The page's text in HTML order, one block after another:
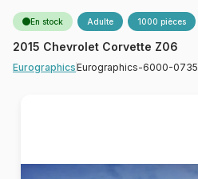
En stock Adulte 1000 pièces
2015 Chevrolet Corvette Z06
EurographicsEurographics-6000-0735